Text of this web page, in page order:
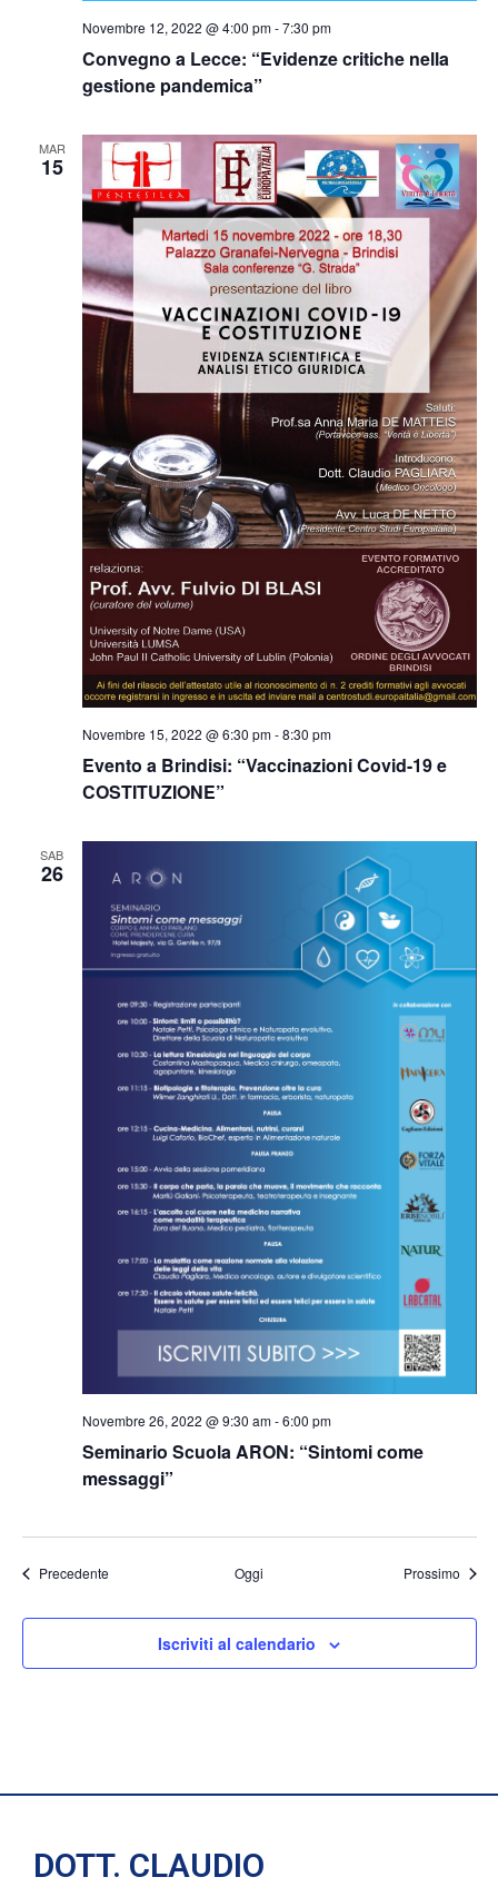
Novembre 12, 2022 @ 4:00 pm-7:30 pm
Convegno a Lecce: “Evidenze critiche nella
gestione pandemica”
MAR
15
Novembre 15, 2022 @ 6:30 pm-8:30 pm
Evento a Brindisi: “Vaccinazioni Covid-19 e
COSTITUZIONE”
SAB
26
Novembre 26, 2022 @ 9:30 am-6:00 pm
Seminario Scuola ARON: “Sintomi come
messaggi”
PrecedenteEventi Oggi ProssimoEventi
Iscriviti al calendario
DOTT. CLAUDIO